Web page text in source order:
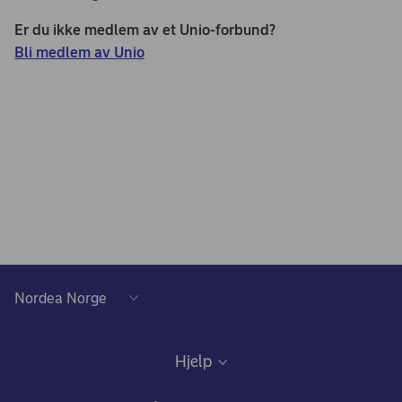
Er du ikke medlem av et Unio-forbund?
Bli medlem av Unio
Hjelp